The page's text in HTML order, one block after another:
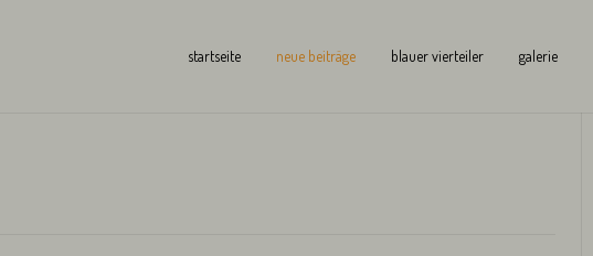
startseite neue beiträge blauer vierteiler galerie